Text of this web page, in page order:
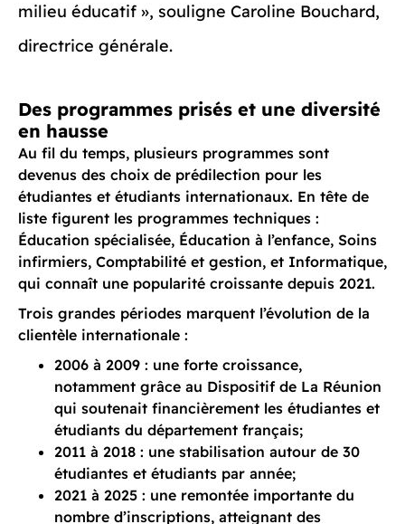
milieu éducatif », souligne Caroline Bouchard,
directrice générale.
Des programmes prisés et une diversité
en hausse
Au fil du temps, plusieurs programmes sont
devenus des choix de prédilection pour les
étudiantes et étudiants internationaux. En tête de
liste figurent les programmes techniques :
Éducation spécialisée, Éducation à l’enfance, Soins
infirmiers, Comptabilité et gestion, et Informatique,
qui connaît une popularité croissante depuis 2021.
Trois grandes périodes marquent l’évolution de la
clientèle internationale :
2006 à 2009 : une forte croissance,
notamment grâce au Dispositif de La Réunion
qui soutenait financièrement les étudiantes et
étudiants du département français;
2011 à 2018 : une stabilisation autour de 30
étudiantes et étudiants par année;
2021 à 2025 : une remontée importante du
nombre d’inscriptions, atteignant des